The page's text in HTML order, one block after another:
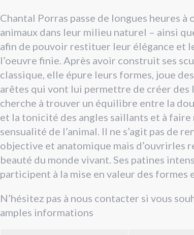
Chantal Porras passe de longues heures à
animaux dans leur milieu naturel – ainsi
afin de pouvoir restituer leur élégance et
l’oeuvre finie. Après avoir construit ses
classique, elle épure leurs formes, joue
arêtes qui vont lui permettre de créer des
cherche à trouver un équilibre entre la
et la tonicité des angles saillants et à
sensualité de l’animal. Il ne s’agit pas de
objective et anatomique mais d’ouvrirles
beauté du monde vivant. Ses patines
participent à la mise en valeur des formes
N’hésitez pas à nous contacter si vous
amples informations